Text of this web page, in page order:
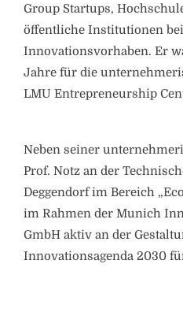
Group Startups,
öffentliche Institutionen
Innovationsvorhaben. Er
Jahre für die
LMU Entrepreneurship
Neben seiner
Prof. Notz an der
Deggendorf im Bereich
im Rahmen der Munich
GmbH aktiv an der
Innovationsagenda 2030